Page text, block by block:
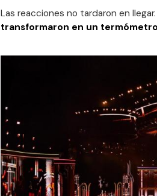
Las reacciones no tardaron en
transformaron en un